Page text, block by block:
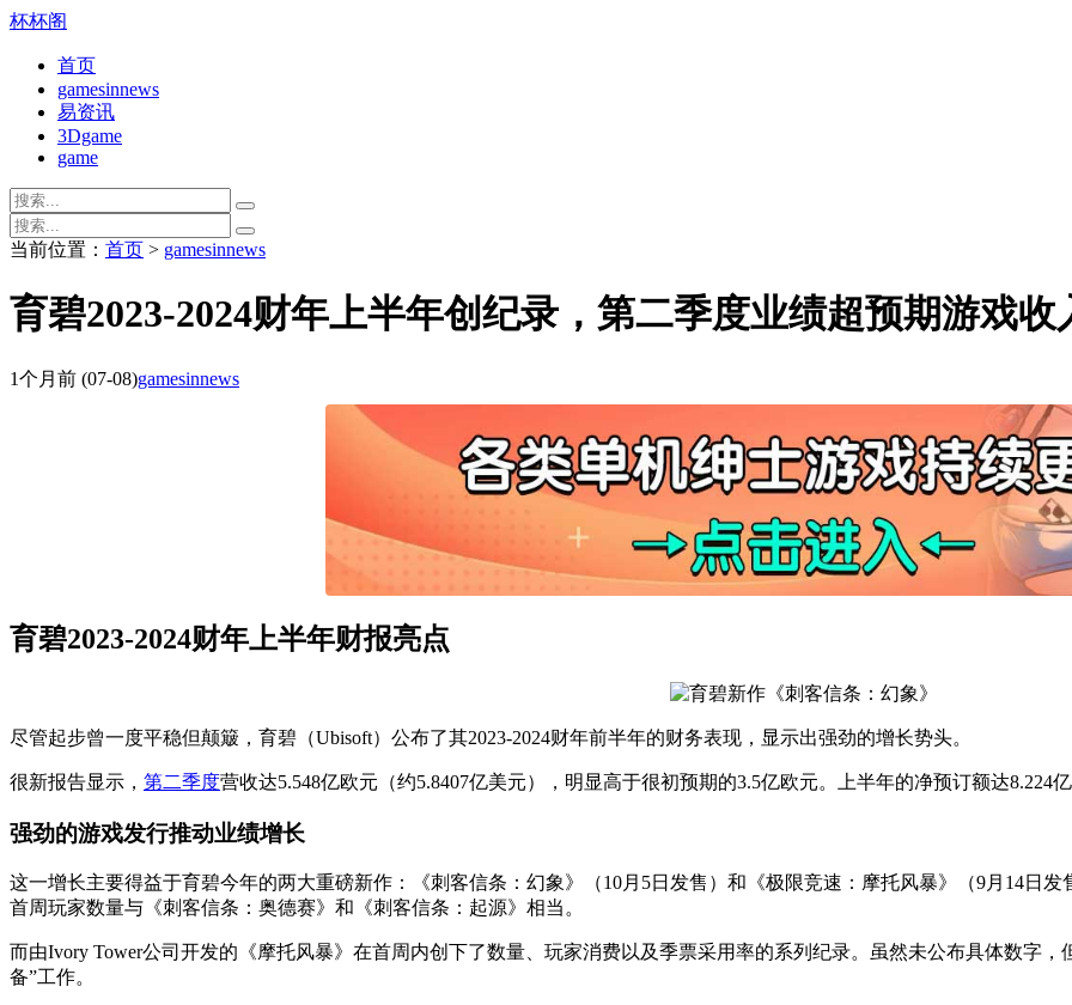
杯杯阁
首页
gamesinnews
易资讯
3Dgame
game
当前位置： 首页 > gamesinnews
育碧2023-2024财年上半年创纪录，第二季度业绩超预期游戏收
1个月前 (07-08)gamesinnews
育碧2023-2024财年上半年财报亮点
尽管起步曾一度平稳但颠簸，育碧（Ubisoft）公布了其2023-2024财年前半年的财务表现，显示出强劲的增长势头。
很新报告显示， 第二季度营收达5.548亿欧元（约5.8407亿美元），明显高于很初预期的3.5亿欧元。上半年的净预订额达8.224
强劲的游戏发行推动业绩增长
这一增长主要得益于育碧今年的两大重磅新作：《刺客信条：幻象》（10月5日发售）和《极限竞速：摩托风暴》（9月14日
首周玩家数量与《刺客信条：奥德赛》和《刺客信条：起源》相当。
而由Ivory Tower公司开发的《摩托风暴》在首周内创下了数量、玩家消费以及季票采用率的系列纪录。虽然未公布具体数字
备”工作。